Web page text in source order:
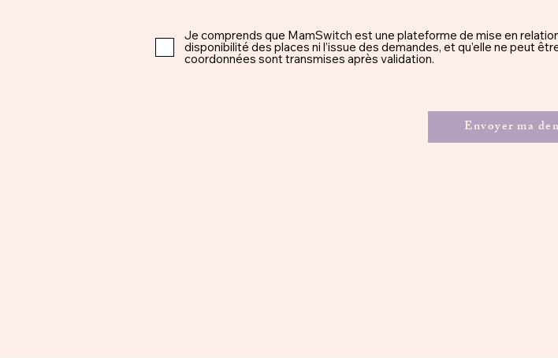
Je comprends que MamSwitch est une plateforme de mise en
disponibilité des places ni l’issue des demandes, et qu’elle ne peut
coordonnées sont transmises après validation.
Envoyer ma